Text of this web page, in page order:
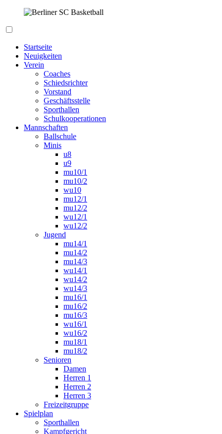
springen
Startseite
Neuigkeiten
Verein
Coaches
Schiedsrichter
Vorstand
Geschäftsstelle
Sporthallen
Schulkooperationen
Mannschaften
Ballschule
Minis
u8
u9
mu10/1
mu10/2
wu10
mu12/1
mu12/2
wu12/1
wu12/2
Jugend
mu14/1
mu14/2
mu14/3
wu14/1
wu14/2
wu14/3
mu16/1
mu16/2
mu16/3
wu16/1
wu16/2
mu18/1
mu18/2
Senioren
Damen
Herren 1
Herren 2
Herren 3
Freizeitgruppe
Spielplan
Sporthallen
Kampfgericht